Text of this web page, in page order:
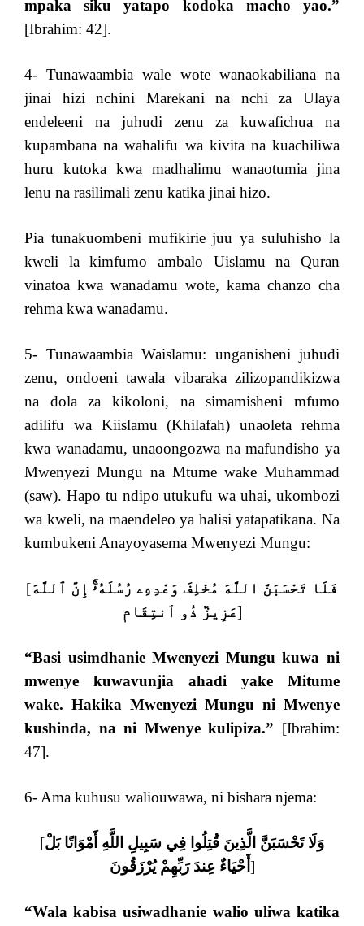
mpaka siku yatapo kodoka macho yao.”
[Ibrahim: 42].
4- Tunawaambia wale wote wanaokabiliana na
jinai hizi nchini Marekani na nchi za Ulaya
endeleeni na juhudi zenu za kuwafichua na
kupambana na wahalifu wa kivita na kuachiliwa
huru kutoka kwa madhalimu wanaotumia jina
lenu na rasilimali zenu katika jinai hizo.
Pia tunakuombeni mufikirie juu ya suluhisho la
kweli la kimfumo ambalo Uislamu na Quran
vinatoa kwa wanadamu wote, kama chanzo cha
rehma kwa wanadamu.
5- Tunawaambia Waislamu: unganisheni juhudi
zenu, ondoeni tawala vibaraka zilizopandikizwa
na dola za kikoloni, na simamisheni mfumo
adilifu wa Kiislamu (Khilafah) unaoleta rehma
kwa wanadamu, unaoongozwa na mafundisho ya
Mwenyezi Mungu na Mtume wake Muhammad
(saw). Hapo tu ndipo utukufu wa uhai, ukombozi
wa kweli, na maendeleo ya halisi yatapatikana. Na
kumbukeni Anayoyasema Mwenyezi Mungu:
[فَلَا تَحْسَبَنَّ اللَّهَ مُخْلِفَ وَعْدِهِۦ رُسُلَهُۥٓۚ إِنَّ ٱللَّهَ
عَزِيزٞ ذُو ٱنتِقَامٖ]
“Basi usimdhanie Mwenyezi Mungu kuwa ni
mwenye kuwavunjia ahadi yake Mitume
wake. Hakika Mwenyezi Mungu ni Mwenye
kushinda, na ni Mwenye kulipiza.” [Ibrahim:
47].
6- Ama kuhusu waliouwawa, ni bishara njema:
[وَلَا تَحْسَبَنَّ الَّذِينَ قُتِلُوا فِي سَبِيلِ اللَّهِ أَمْوَاتًا بَلْ
أَحْيَاءٌ عِندَ رَبِّهِمْ يُرْزَقُونَ ]
“Wala kabisa usiwadhanie walio uliwa katika